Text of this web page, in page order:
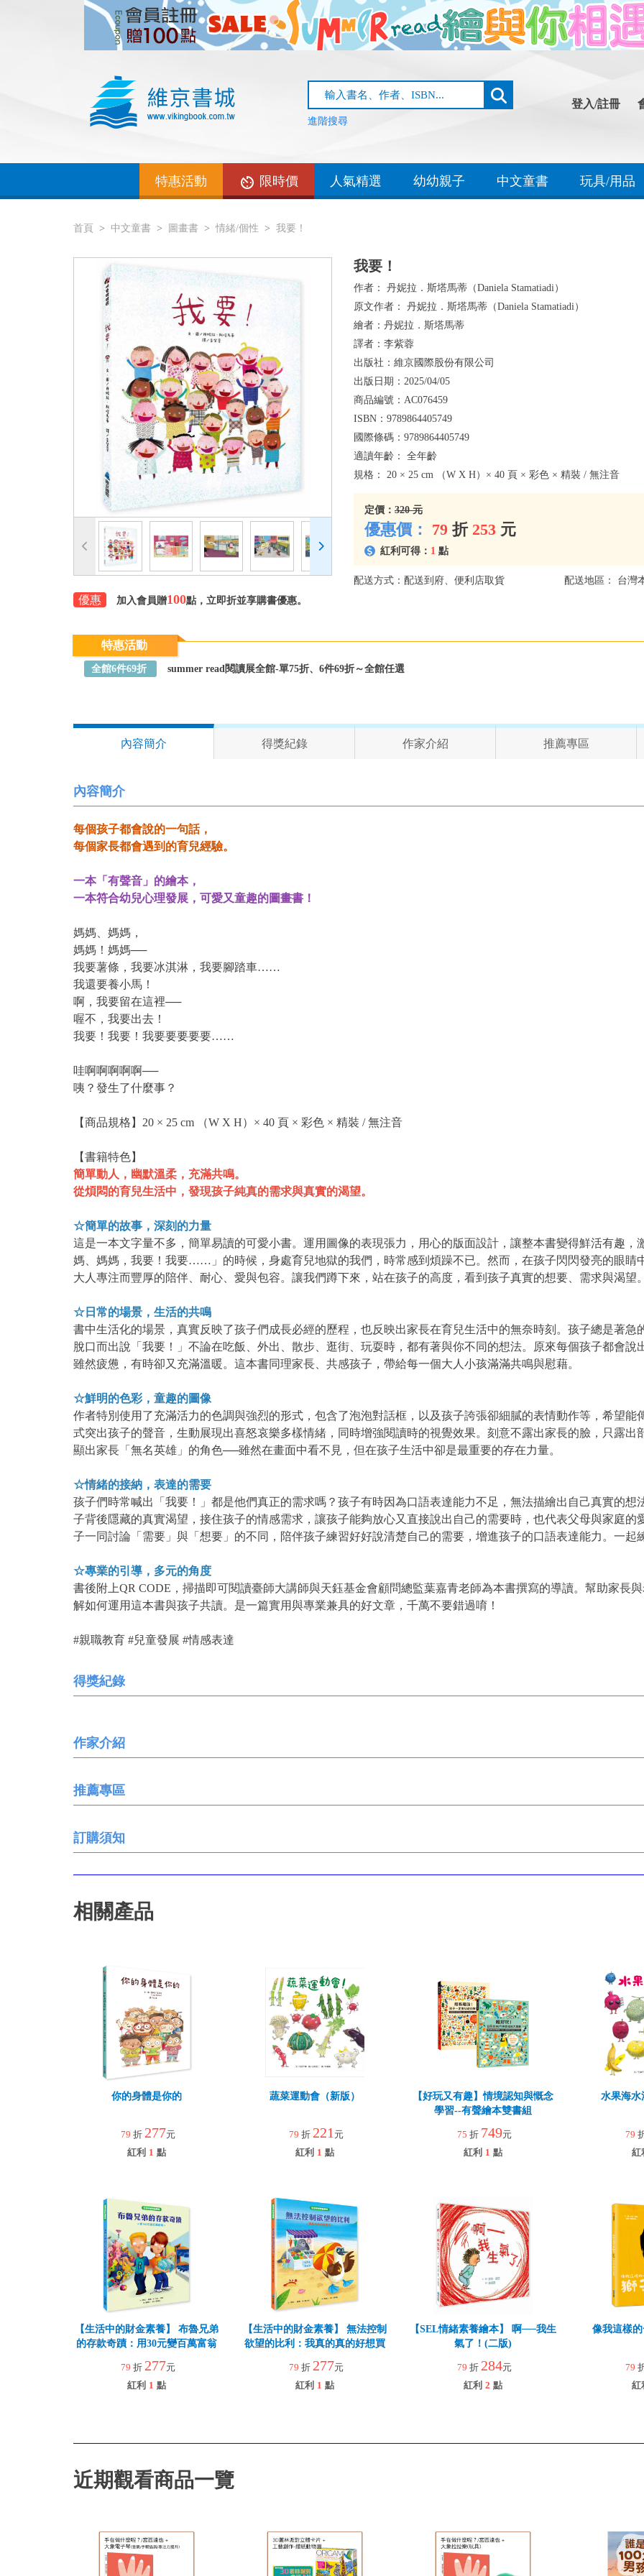
進階搜尋
登入/註冊
特惠活動 限時價 人氣精選 幼幼親子 中文童書 玩具/用品
首頁 中文童書 圖畫書 情緒/個性 我要！
優惠 加入會員贈100點，立即折並享購書優惠。
我要！
作者： 丹妮拉．斯塔馬蒂（Daniela Stamatiadi）
原文作者： 丹妮拉．斯塔馬蒂（Daniela Stamatiadi）
繪者： 丹妮拉．斯塔馬蒂
譯者： 李紫蓉
出版社： 維京國際股份有限公司
出版日期： 2025/04/05
商品編號： AC076459
ISBN： 9789864405749
國際條碼： 9789864405749
適讀年齡： 全年齡
規格： 20 × 25 cm （W X H）× 40 頁 × 彩色 × 精裝 / 無注音
定價： 320 元
優惠價： 79 折 253 元
紅利可得： 1 點
配送方式：配送到府、便利店取貨 配送地區： 台灣
特惠活動
全館6件69折 summer read閱讀展全館-單75折、6件69折～全館任選
內容簡介 得獎紀錄 作家介紹 推薦專區
內容簡介
每個孩子都會說的一句話，
每個家長都會遇到的育兒經驗。
一本「有聲音」的繪本，
一本符合幼兒心理發展，可愛又童趣的圖畫書！
媽媽、媽媽，
媽媽！媽媽──
我要薯條，我要冰淇淋，我要腳踏車……
我還要養小馬！
啊，我要留在這裡──
喔不，我要出去！
我要！我要！我要要要要要……
哇啊啊啊啊啊──
咦？發生了什麼事？
【商品規格】20 × 25 cm （W X H）× 40 頁 × 彩色 × 精裝 / 無注音
【書籍特色】
簡單動人，幽默溫柔，充滿共鳴。
從煩悶的育兒生活中，發現孩子純真的需求與真實的渴望。
☆簡單的故事，深刻的力量
這是一本文字量不多，簡單易讀的可愛小書。運用圖像的表現張力，用心的版面設計，讓整本書變得鮮活有趣
媽、媽媽，我要！我要……」的時候，身處育兒地獄的我們，時常感到煩躁不已。然而，在孩子閃閃發亮的眼睛
大人專注而豐厚的陪伴、耐心、愛與包容。讓我們蹲下來，站在孩子的高度，看到孩子真實的想要、需求與渴望。
☆日常的場景，生活的共鳴
書中生活化的場景，真實反映了孩子們成長必經的歷程，也反映出家長在育兒生活中的無奈時刻。孩子總是著急
脫口而出說「我要！」不論在吃飯、外出、散步、逛街、玩耍時，都有著與你不同的想法。原來每個孩子都會
雖然疲憊，有時卻又充滿溫暖。這本書同理家長、共感孩子，帶給每一個大人小孩滿滿共鳴與慰藉。
☆鮮明的色彩，童趣的圖像
作者特別使用了充滿活力的色調與強烈的形式，包含了泡泡對話框，以及孩子誇張卻細膩的表情動作等，希望
式突出孩子的聲音，生動展現出喜怒哀樂多樣情緒，同時增強閱讀時的視覺效果。刻意不露出家長的臉，只露
顯出家長「無名英雄」的角色──雖然在畫面中看不見，但在孩子生活中卻是最重要的存在力量。
☆情緒的接納，表達的需要
孩子們時常喊出「我要！」都是他們真正的需求嗎？孩子有時因為口語表達能力不足，無法描繪出自己真實的
子背後隱藏的真實渴望，接住孩子的情感需求，讓孩子能夠放心又直接說出自己的需要時，也代表父母與家庭
子一同討論「需要」與「想要」的不同，陪伴孩子練習好好說清楚自己的需要，增進孩子的口語表達能力。一起
☆專業的引導，多元的角度
書後附上QR CODE，掃描即可閱讀臺師大講師與天鈺基金會顧問總監葉嘉青老師為本書撰寫的導讀。幫助家長
解如何運用這本書與孩子共讀。是一篇實用與專業兼具的好文章，千萬不要錯過唷！
#親職教育 #兒童發展 #情感表達
得獎紀錄
作家介紹
推薦專區
訂購須知
相關產品
你的身體是你的
79 折 277元
紅利 1 點
蔬菜運動會（新版）
79 折 221 元
紅利 1 點
【好玩又有趣】情境認知與慨念
學習--有聲繪本雙書組
75 折 749元
紅利 1 點
水果海水
79
紅
【生活中的財金素養】 布魯兄弟
的存款奇蹟：用30元變百萬富翁
79 折 277元
紅利 1 點
【生活中的財金素養】 無法控制
欲望的比利：我真的真的好想買
79 折 277元
紅利 1 點
【SEL情緒素養繪本】 啊──我生
氣了！(二版)
79 折 284元
紅利 2 點
像我這樣
79
紅
近期觀看商品一覽